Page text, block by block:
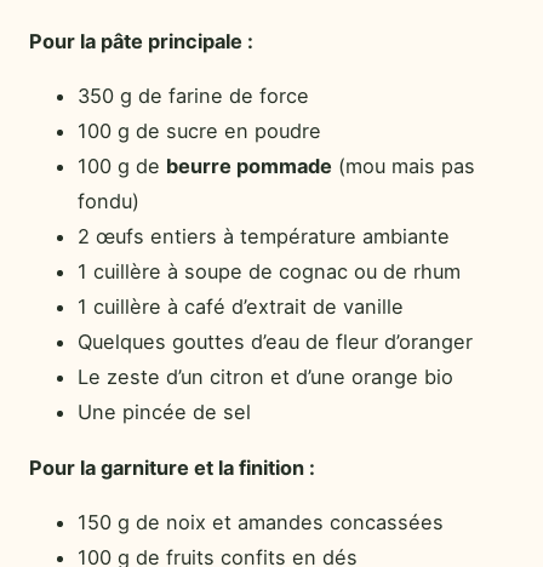
Pour la pâte principale :
350 g de farine de force
100 g de sucre en poudre
100 g de beurre pommade (mou mais pas
fondu)
2 œufs entiers à température ambiante
1 cuillère à soupe de cognac ou de rhum
1 cuillère à café d’extrait de vanille
Quelques gouttes d’eau de fleur d’oranger
Le zeste d’un citron et d’une orange bio
Une pincée de sel
Pour la garniture et la finition :
150 g de noix et amandes concassées
100 g de fruits confits en dés